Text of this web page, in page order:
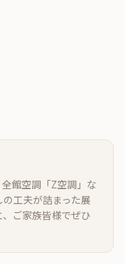
館空調「Z空調」な
工夫が詰まった展
ご家族皆様でぜひ